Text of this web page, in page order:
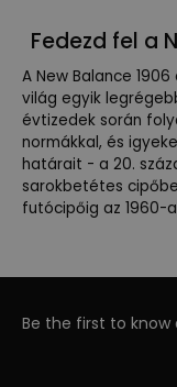
Fedezd fel a
A New Balance
világ egyik
évtizedek során
normákkal, és
határait - a 20.
sarokbetétes
futócipőig az 1960-
Be the first to know